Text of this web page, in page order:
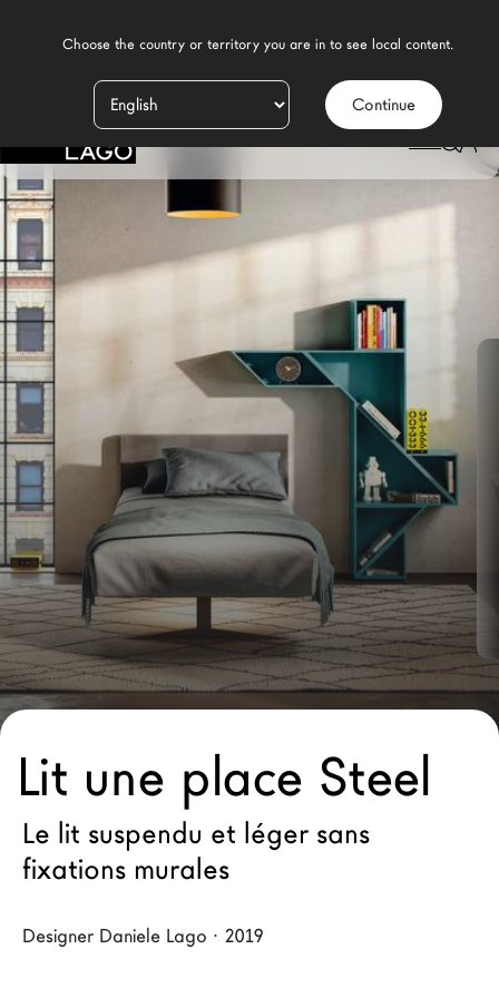
Continue
Produits
Inspiration
Configurateur
Contract
Magasins
Nouveaux Produits MDW26
Promotions
La Brand
Architectes
LAGO Homes
News
Press
Catalogues
Contacts
Language
DESIGN CHAMBRE D'ENFANT MODERNE
LITS UNE PLACE/LIT UNE PLACE STEEL
Lit une place Steel
Le lit suspendu et léger sans
fixations murales
Designer Daniele Lago · 2019